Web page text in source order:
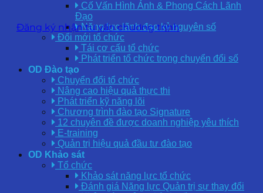
Cố Vấn Hình Ảnh & Phong Cách Lãnh
Đạo
Năng lực lãnh đạo kỷ nguyên số
Đổi mới tổ chức
Tái cơ cấu tổ chức
Phát triển tổ chức trong chuyển đổi số
OD Đào tạo
Chuyển đổi tổ chức
Nâng cao hiệu quả thực thi
Phát triển kỹ năng lõi
Chương trình đào tạo Signature
12 chuyên đề được doanh nghiệp yêu thích
E-training
Quản trị hiệu quả đầu tư đào tạo
OD Khảo sát
Tổ chức
Khảo sát năng lực tổ chức
Đánh giá Năng lực Quản trị sự thay đổi
Đăng ký nhận tư vấn chương trình